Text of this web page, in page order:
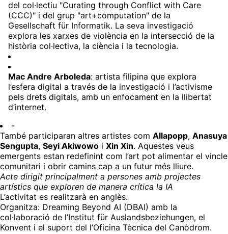
del col·lectiu "Curating through Conflict with Care
(CCC)" i del grup "art+computation" de la
Gesellschaft für Informatik. La seva investigació
explora les xarxes de violència en la intersecció de la
història col·lectiva, la ciència i la tecnologia.
Mac Andre Arboleda: artista filipina que explora
l’esfera digital a través de la investigació i l’activisme
pels drets digitals, amb un enfocament en la llibertat
d’internet.
-
També participaran altres artistes com Allapopp, Anasuya
Sengupta, Seyi Akiwowo i Xin Xin. Aquestes veus
emergents estan redefinint com l’art pot alimentar el vincle
comunitari i obrir camins cap a un futur més lliure.
Acte dirigit principalment a persones amb projectes
artístics que exploren de manera crítica la IA
L’activitat es realitzarà en anglès.
Organitza: Dreaming Beyond AI (DBAI) amb la
col·laboració de l’Institut für Auslandsbeziehungen, el
Konvent i el suport del l’Oficina Tècnica del Canòdrom.